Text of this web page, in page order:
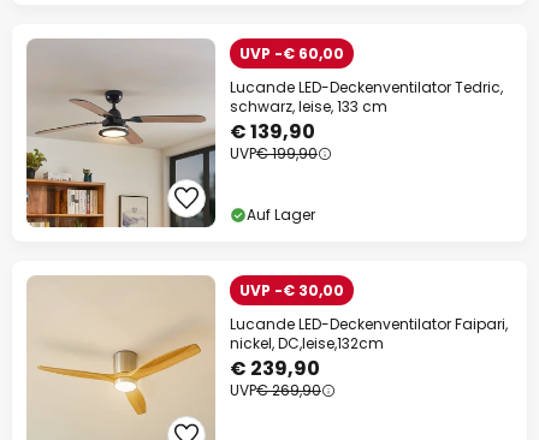
UVP -€ 60,00
Lucande LED-Deckenventilator Tedric,
schwarz, leise, 133 cm
€ 139,90
UVP€ 199,90
Auf Lager
UVP -€ 30,00
Lucande LED-Deckenventilator Faipari,
nickel, DC,leise,132cm
€ 239,90
UVP€ 269,90